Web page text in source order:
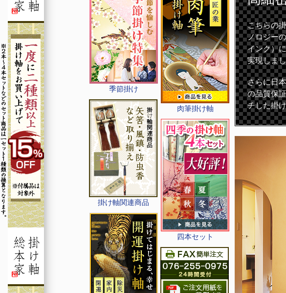
季節掛け
掛け軸関連商品
肉筆掛け軸
四本セット
こちらの
ノロジー
インク）
実現しま
さらに日
の品質保
チした掛